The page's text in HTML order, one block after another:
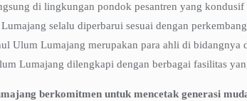
di lingkungan pondok pesantren yang
selalu diperbarui sesuai dengan
Ulum Lumajang merupakan para ahli di bidangnya
Lumajang dilengkapi dengan berbagai fasilitas
berkomitmen untuk mencetak generasi